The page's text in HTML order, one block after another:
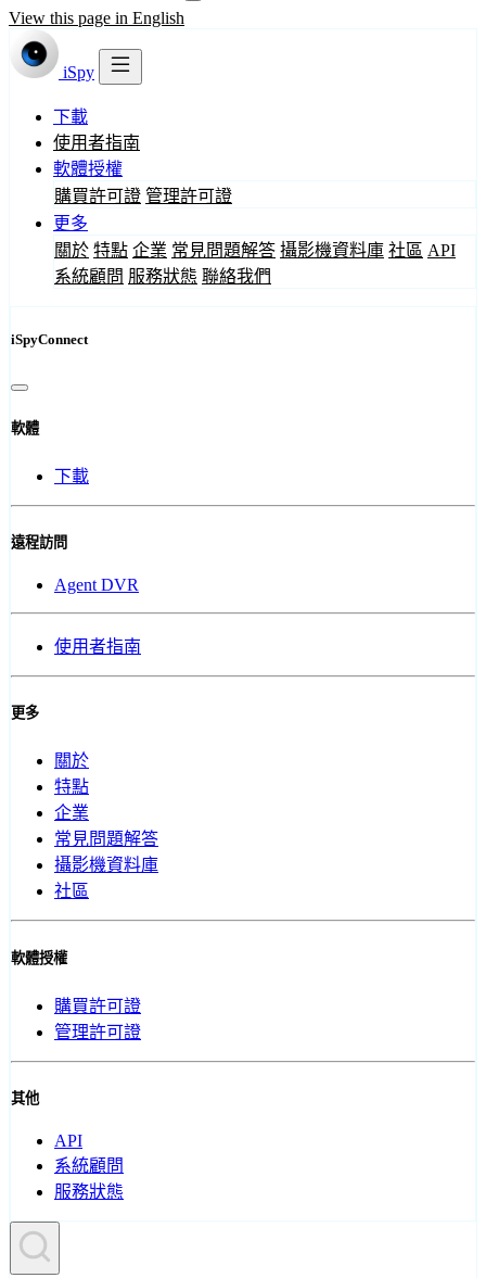
View this page in English
iSpy
下載
使用者指南
軟體授權
購買許可證 管理許可證
更多
關於 特點 企業 常見問題解答 攝影機資料庫 社區 API
系統顧問 服務狀態 聯絡我們
iSpyConnect
軟體
下載
遠程訪問
Agent DVR
使用者指南
更多
關於
特點
企業
常見問題解答
攝影機資料庫
社區
軟體授權
購買許可證
管理許可證
其他
API
系統顧問
服務狀態